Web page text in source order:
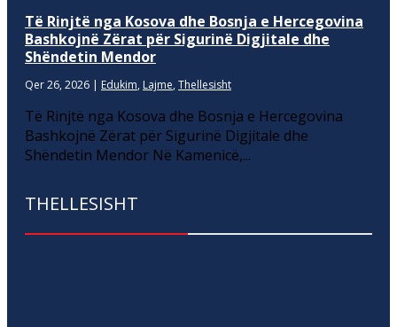
Të Rinjtë nga Kosova dhe Bosnja e Hercegovina
Bashkojnë Zërat për Sigurinë Digjitale dhe
Shëndetin Mendor
Qer 26, 2026 | Edukim, Lajme, Thellesisht
Të Rinjtë nga Kosova dhe Bosnja e Hercegovina
Bashkojnë Zërat për Sigurinë Digjitale dhe
Shëndetin Mendor Në Kamenicë,...
THELLESISHT